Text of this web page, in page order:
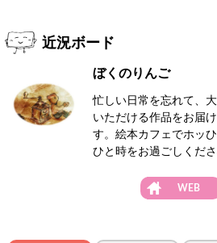
近況ボード
ぼくのりんご
忙しい日常を忘れて、
いただける作品をお届
す。絵本カフェでホッ
ひと時をお過ごしくださ
WEB